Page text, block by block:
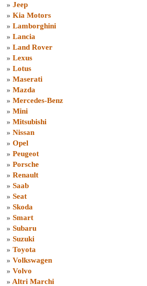
» Jeep
» Kia Motors
» Lamborghini
» Lancia
» Land Rover
» Lexus
» Lotus
» Maserati
» Mazda
» Mercedes-Benz
» Mini
» Mitsubishi
» Nissan
» Opel
» Peugeot
» Porsche
» Renault
» Saab
» Seat
» Skoda
» Smart
» Subaru
» Suzuki
» Toyota
» Volkswagen
» Volvo
» Altri Marchi